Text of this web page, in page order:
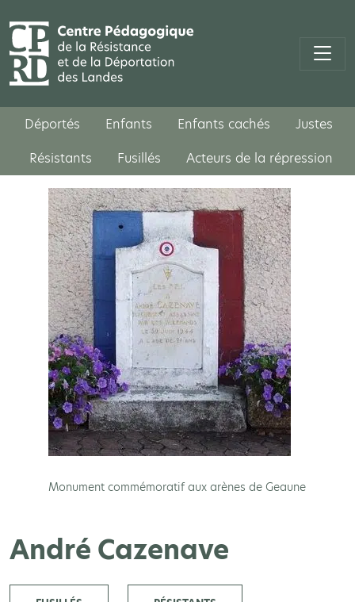
Déportés Enfants Enfants cachés
Justes
Résistants
Fusillés Acteurs de la répression
Monument commémoratif aux arènes de Geaune
André Cazenave